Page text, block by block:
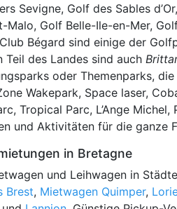
Sevigne, Golf des Sables
Malo, Golf Belle-Ile-en-Mer,
Bégard sind einige der
Teil des Landes sind auch
oder Themenparks,
Wakepark, Space laser,
Tropical Parc, L’Ange
und Aktivitäten für die ganze
in Bretagne
und Leihwagen in
Brest, Mietwagen Quimper,